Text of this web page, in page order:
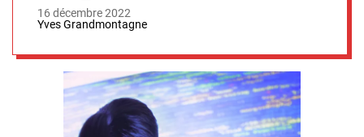
16 décembre 2022
Yves Grandmontagne